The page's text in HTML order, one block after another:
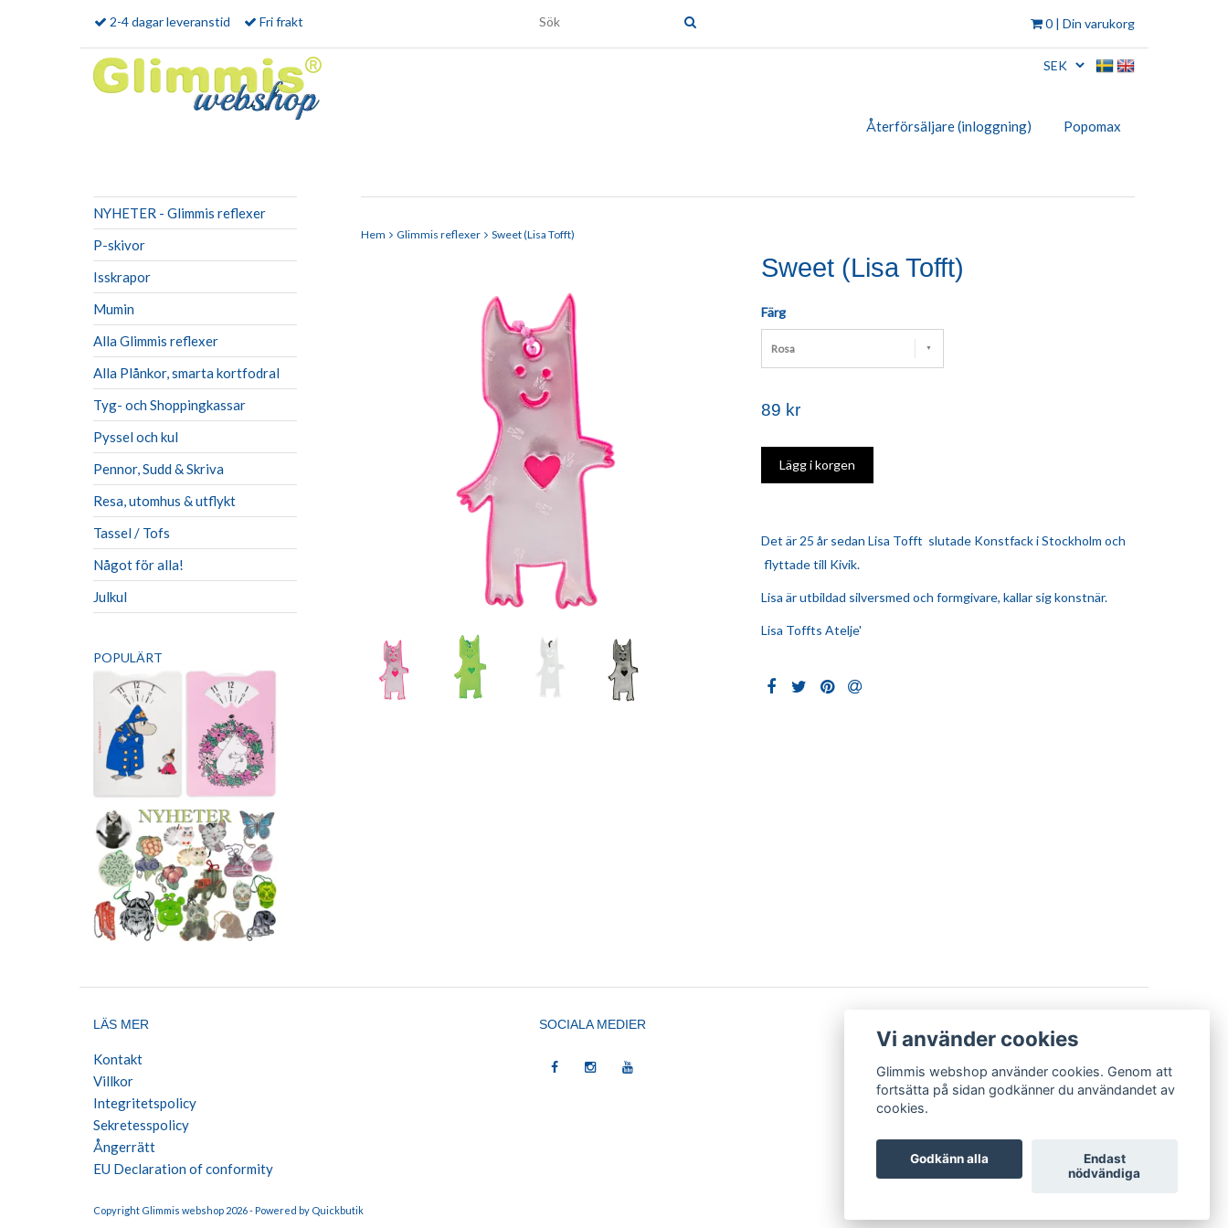
0 | Din varukorg
2-4 dagar leveranstid Fri frakt
Återförsäljare (inloggning) Popomax
NYHETER - Glimmis reflexer
P-skivor
Isskrapor
Mumin
Alla Glimmis reflexer
Alla Plånkor, smarta kortfodral
Tyg- och Shoppingkassar
Pyssel och kul
Pennor, Sudd & Skriva
Resa, utomhus & utflykt
Tassel / Tofs
Något för alla!
Julkul
POPULÄRT
Hem Glimmis reflexer Sweet (Lisa Tofft)
Sweet (Lisa Tofft)
Färg
Rosa
89 kr
Det är 25 år sedan Lisa Tofft slutade Konstfack i Stockholm och
flyttade till Kivik.
Lisa är utbildad silversmed och formgivare, kallar sig konstnär.
Lisa Toffts Atelje'
LÄS MER
Kontakt
Villkor
Integritetspolicy
Sekretesspolicy
Ångerrätt
EU Declaration of conformity
SOCIALA MEDIER
Copyright Glimmis webshop 2026 -Powered by Quickbutik
Vi använder cookies
Glimmis webshop använder cookies. Genom att
fortsätta på sidan godkänner du användandet av
cookies.
Godkänn alla
Endast
nödvändiga